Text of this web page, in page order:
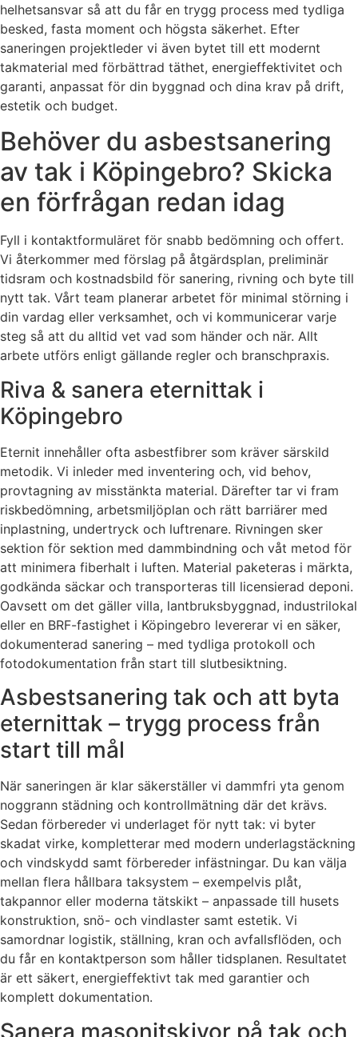
helhetsansvar så att du får en trygg process med tydliga
besked, fasta moment och högsta säkerhet. Efter
saneringen projektleder vi även bytet till ett modernt
takmaterial med förbättrad täthet, energieffektivitet och
garanti, anpassat för din byggnad och dina krav på drift,
estetik och budget.
Behöver du asbestsanering
av tak i Köpingebro? Skicka
en förfrågan redan idag
Fyll i kontaktformuläret för snabb bedömning och offert.
Vi återkommer med förslag på åtgärdsplan, preliminär
tidsram och kostnadsbild för sanering, rivning och byte till
nytt tak. Vårt team planerar arbetet för minimal störning i
din vardag eller verksamhet, och vi kommunicerar varje
steg så att du alltid vet vad som händer och när. Allt
arbete utförs enligt gällande regler och branschpraxis.
Riva & sanera eternittak i
Köpingebro
Eternit innehåller ofta asbestfibrer som kräver särskild
metodik. Vi inleder med inventering och, vid behov,
provtagning av misstänkta material. Därefter tar vi fram
riskbedömning, arbetsmiljöplan och rätt barriärer med
inplastning, undertryck och luftrenare. Rivningen sker
sektion för sektion med dammbindning och våt metod för
att minimera fiberhalt i luften. Material paketeras i märkta,
godkända säckar och transporteras till licensierad deponi.
Oavsett om det gäller villa, lantbruksbyggnad, industrilokal
eller en BRF-fastighet i Köpingebro levererar vi en säker,
dokumenterad sanering – med tydliga protokoll och
fotodokumentation från start till slutbesiktning.
Asbestsanering tak och att byta
eternittak – trygg process från
start till mål
När saneringen är klar säkerställer vi dammfri yta genom
noggrann städning och kontrollmätning där det krävs.
Sedan förbereder vi underlaget för nytt tak: vi byter
skadat virke, kompletterar med modern underlagstäckning
och vindskydd samt förbereder infästningar. Du kan välja
mellan flera hållbara taksystem – exempelvis plåt,
takpannor eller moderna tätskikt – anpassade till husets
konstruktion, snö- och vindlaster samt estetik. Vi
samordnar logistik, ställning, kran och avfallsflöden, och
du får en kontaktperson som håller tidsplanen. Resultatet
är ett säkert, energieffektivt tak med garantier och
komplett dokumentation.
Sanera masonitskivor på tak och